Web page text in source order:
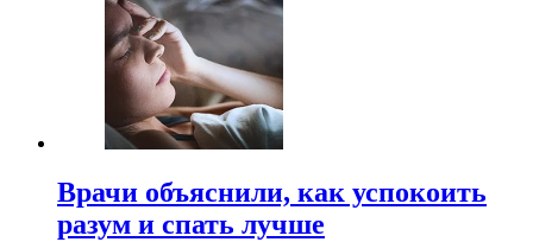
Врачи объяснили, как успокоить
разум и спать лучше